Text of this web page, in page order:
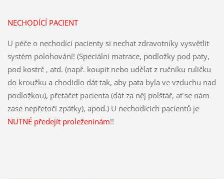
NECHODÍCÍ PACIENT
U péče o nechodící pacienty si nechat zdravotníky vysvětlit
systém polohování! (Speciální matrace, podložky pod paty,
pod kostrč , atd. (např. koupit nebo udělat z ručníku ruličku
do kroužku a chodidlo dát tak, aby pata byla ve vzduchu nad
podložkou), přetáčet pacienta (dát za něj polštář, ať se nám
zase nepřetočí zpátky), apod.) U nechodících pacientů je
NUTNÉ předejít proleženinám!!